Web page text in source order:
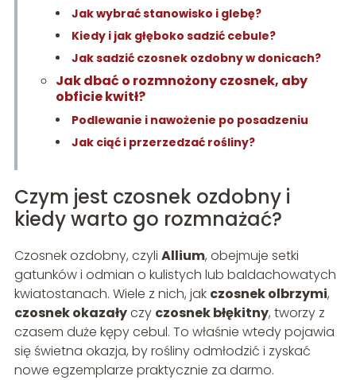
Jak wybrać stanowisko i glebę?
Kiedy i jak głęboko sadzić cebule?
Jak sadzić czosnek ozdobny w donicach?
Jak dbać o rozmnożony czosnek, aby
obficie kwitł?
Podlewanie i nawożenie po posadzeniu
Jak ciąć i przerzedzać rośliny?
Czym jest czosnek ozdobny i
kiedy warto go rozmnażać?
Czosnek ozdobny, czyli Allium, obejmuje setki
gatunków i odmian o kulistych lub baldachowatych
kwiatostanach. Wiele z nich, jak czosnek olbrzymi,
czosnek okazałyczy czosnek błękitny, tworzy z
czasem duże kępy cebul. To właśnie wtedy pojawia
się świetna okazja, by rośliny odmłodzić i zyskać
nowe egzemplarze praktycznie za darmo.